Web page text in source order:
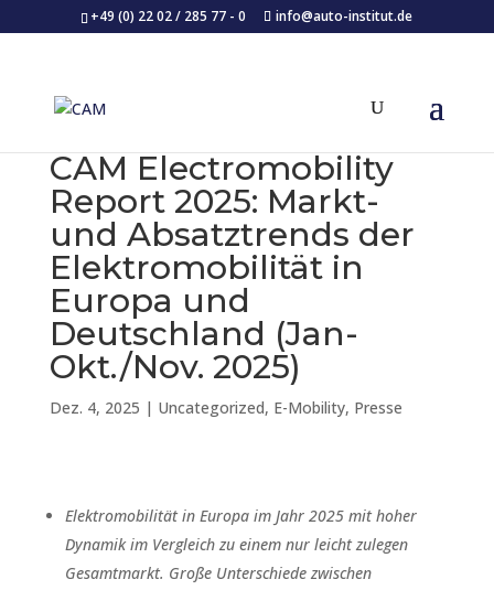
+49 (0) 22 02 / 285 77 - 0 info@auto-institut.de
CAM Electromobility
Report 2025: Markt-
und Absatztrends der
Elektromobilität in
Europa und
Deutschland (Jan-
Okt./Nov. 2025)
Dez. 4, 2025 | Uncategorized, E-Mobility, Presse
Elektromobilität in Europa im Jahr 2025 mit hoher
Dynamik im Vergleich zu einem nur leicht zulegen
Gesamtmarkt. Große Unterschiede zwischen